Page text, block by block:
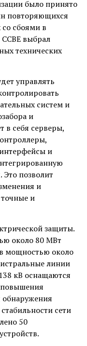
было принято
повторяющихся
со сбоями в
выбрал
технических
управлять
систем и
и
в себя серверы,
и
Это позволит
и
и
защиты.
около 80 МВт
мощностью около
линии
кВ оснащаются
обнаружения
сети
50